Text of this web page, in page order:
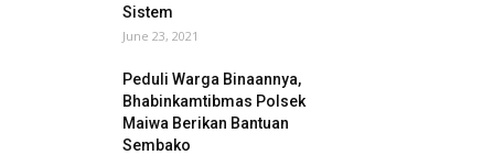
Sistem
June 23, 2021
Peduli Warga Binaannya,
Bhabinkamtibmas Polsek
Maiwa Berikan Bantuan
Sembako